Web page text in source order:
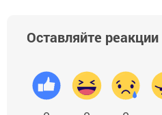
Оставляйте реакции